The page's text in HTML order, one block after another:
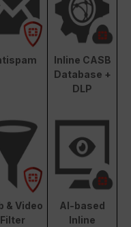
Inline CASB
Database +
DLP
& Video
Filter
AI-based
Inline